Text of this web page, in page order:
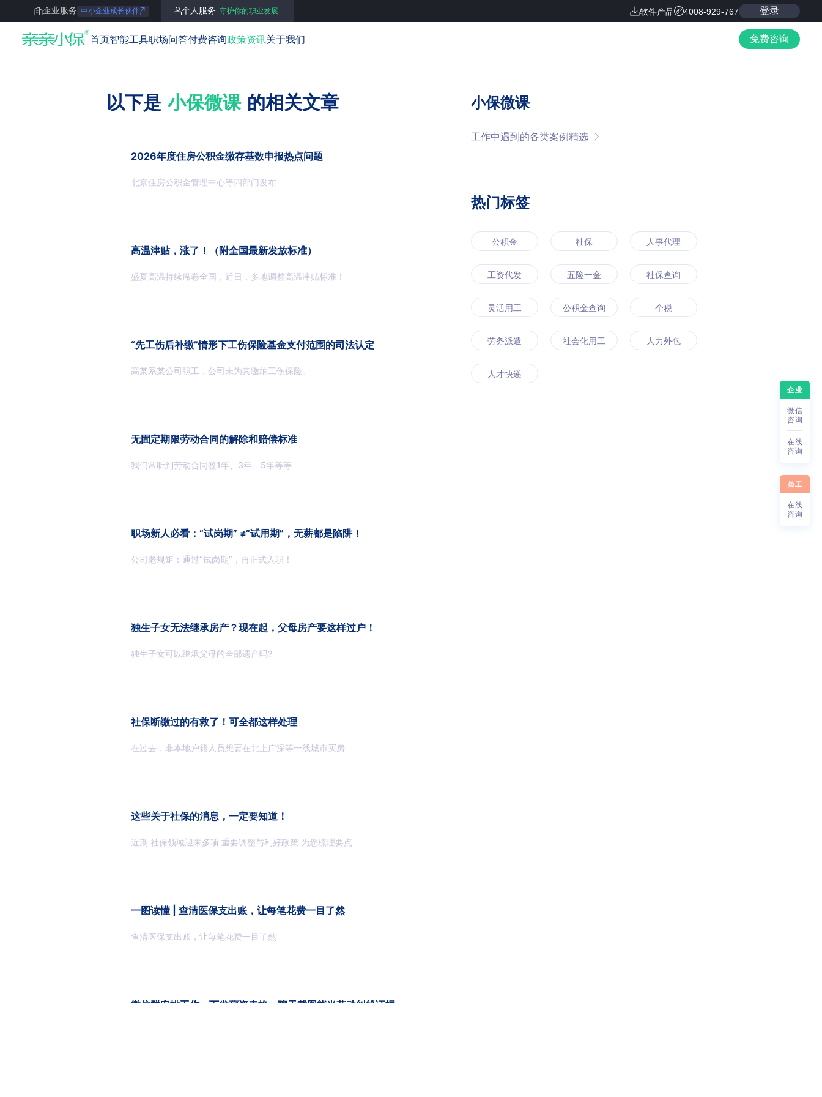
企业服务 中小企业成长伙伴 个人服务 守护你的职业发展 软件产品 4008-929-767 登录
亲亲小保 首页智能工具职场问答付费咨询政策资讯关于我们 免费咨询
以下是 小保微课 的相关文章
2026年度住房公积金缴存基数申报热点问题
北京住房公积金管理中心等四部门发布
高温津贴，涨了！（附全国最新发放标准）
盛夏高温持续席卷全国，近日，多地调整高温津贴标准！
“先工伤后补缴”情形下工伤保险基金支付范围的司法认定
高某系某公司职工，公司未为其缴纳工伤保险。
无固定期限劳动合同的解除和赔偿标准
我们常听到劳动合同签1年、3年、5年等等
职场新人必看：“试岗期” ≠“试用期”，无薪都是陷阱！
公司老规矩：通过“试岗期”，再正式入职！
独生子女无法继承房产？现在起，父母房产要这样过户！
独生子女可以继承父母的全部遗产吗?
社保断缴过的有救了！可全都这样处理
在过去，非本地户籍人员想要在北上广深等一线城市买房
这些关于社保的消息，一定要知道！
近期 社保领域迎来多项 重要调整与利好政策 为您梳理要点
一图读懂 | 查清医保支出账，让每笔花费一目了然
查清医保支出账，让每笔花费一目了然
微信群安排工作、下发薪资表格，聊天截图能当劳动纠纷证据
小保微课
工作中遇到的各类案例精选
热门标签
公积金 社保 人事代理
工资代发 五险一金 社保查询
灵活用工 公积金查询 个税
劳务派遣 社会化用工 人力外包
人才快递
企业
微信
咨询
在线
咨询
员工
在线
咨询